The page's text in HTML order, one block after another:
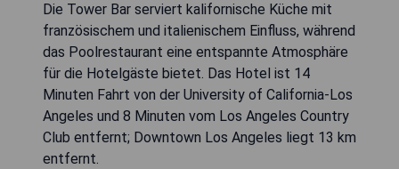
Die Tower Bar serviert kalifornische Küche mit
französischem und italienischem Einfluss, während
das Poolrestaurant eine entspannte Atmosphäre
für die Hotelgäste bietet. Das Hotel ist 14
Minuten Fahrt von der University of California-Los
Angeles und 8 Minuten vom Los Angeles Country
Club entfernt; Downtown Los Angeles liegt 13 km
entfernt.